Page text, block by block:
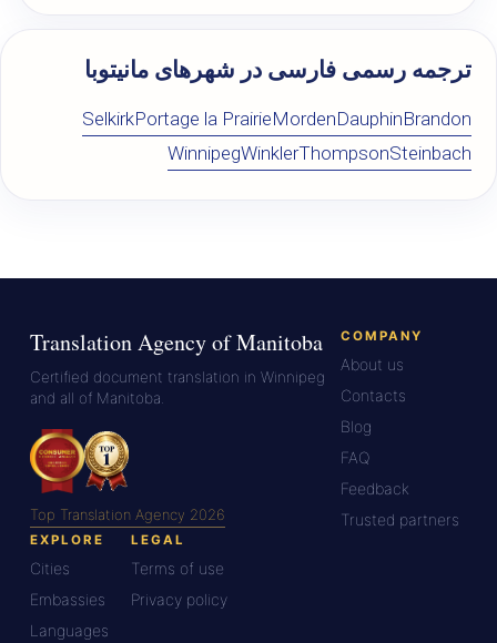
ترجمه رسمی فارسی در شهرهای مانیتوبا
Brandon
Dauphin
Morden
Portage la Prairie
Selkirk
Steinbach
Thompson
Winkler
Winnipeg
Translation Agency of Manitoba
Certified document translation in Winnipeg
and all of Manitoba.
Top Translation Agency 2026
COMPANY
About us
Contacts
Blog
FAQ
Feedback
Trusted partners
EXPLORE
Cities
Embassies
Languages
LEGAL
Terms of use
Privacy policy